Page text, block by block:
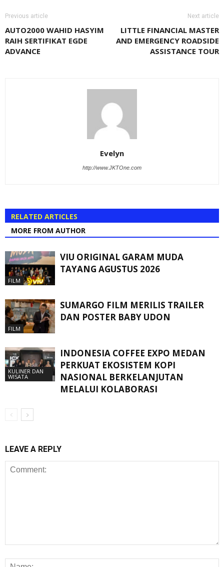
Previous article
AUTO2000 WAHID HASYIM
RAIH SERTIFIKAT EGDE
ADVANCE
Next article
LITTLE FINANCIAL MASTER
AND EMERGENCY ROADSIDE
ASSISTANCE TOUR
Evelyn
http://www.JKTOne.com
RELATED ARTICLES
MORE FROM AUTHOR
FILM
VIU ORIGINAL GARAM MUDA
TAYANG AGUSTUS 2026
FILM
SUMARGO FILM MERILIS TRAILER
DAN POSTER BABY UDON
KULINER DAN
WISATA
INDONESIA COFFEE EXPO MEDAN
PERKUAT EKOSISTEM KOPI
NASIONAL BERKELANJUTAN
MELALUI KOLABORASI
LEAVE A REPLY